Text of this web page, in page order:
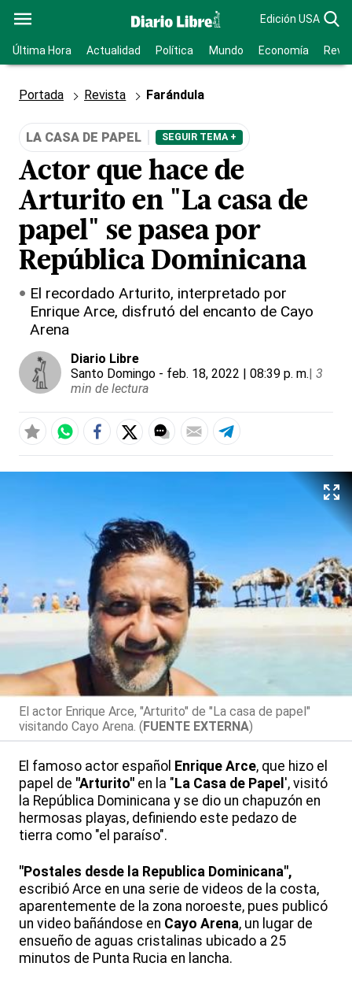
Edición USA
Última Hora Actualidad Política Mundo Economía
Portada Revista Farándula
LA CASA DE PAPEL SEGUIR TEMA +
Actor que hace de
Arturito en "La casa de
papel" se pasea por
República Dominicana
El recordado Arturito, interpretado por
Enrique Arce, disfrutó del encanto de Cayo
Arena
Diario Libre
Santo Domingo - feb. 18, 2022 | 08:39 p. m.| 3
min de lectura
El actor Enrique Arce, "Arturito" de "La casa de papel"
visitando Cayo Arena. (FUENTE EXTERNA)
El famoso actor español Enrique Arce, que hizo el
papel de "Arturito" en la " La Casa de Papel ', visitó
la República Dominicana y se dio un chapuzón en
hermosas playas, definiendo este pedazo de
tierra como "el paraíso".
"Postales desde la Republica Dominicana",
escribió Arce en una serie de videos de la costa,
aparentemente de la zona noroeste, pues publicó
un video bañándose en Cayo Arena, un lugar de
ensueño de aguas cristalinas ubicado a 25
minutos de Punta Rucia en lancha.